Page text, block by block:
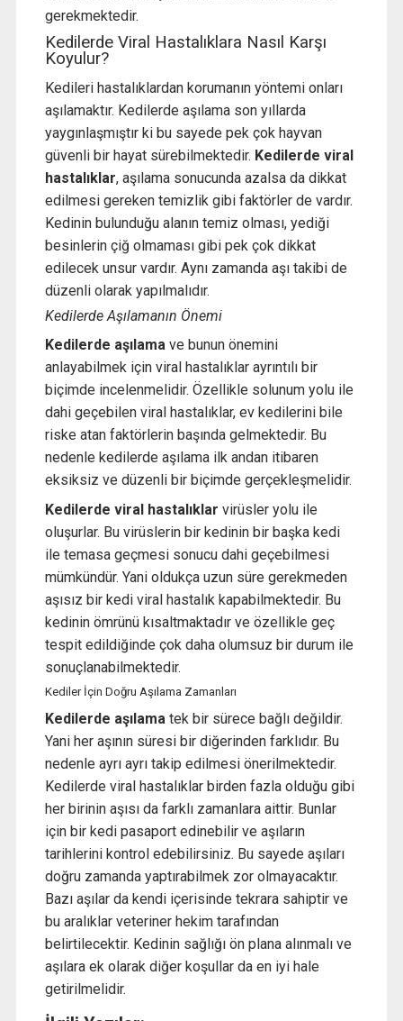
gerekmektedir.
Kedilerde Viral Hastalıklara Nasıl Karşı
Koyulur?
Kedileri hastalıklardan korumanın yöntemi onları
aşılamaktır. Kedilerde aşılama son yıllarda
yaygınlaşmıştır ki bu sayede pek çok hayvan
güvenli bir hayat sürebilmektedir. Kedilerde viral
hastalıklar, aşılama sonucunda azalsa da dikkat
edilmesi gereken temizlik gibi faktörler de vardır.
Kedinin bulunduğu alanın temiz olması, yediği
besinlerin çiğ olmaması gibi pek çok dikkat
edilecek unsur vardır. Aynı zamanda aşı takibi de
düzenli olarak yapılmalıdır.
Kedilerde Aşılamanın Önemi
Kedilerde aşılamave bunun önemini
anlayabilmek için viral hastalıklar ayrıntılı bir
biçimde incelenmelidir. Özellikle solunum yolu ile
dahi geçebilen viral hastalıklar, ev kedilerini bile
riske atan faktörlerin başında gelmektedir. Bu
nedenle kedilerde aşılama ilk andan itibaren
eksiksiz ve düzenli bir biçimde gerçekleşmelidir.
Kedilerde viral hastalıklar virüsler yolu ile
oluşurlar. Bu virüslerin bir kedinin bir başka kedi
ile temasa geçmesi sonucu dahi geçebilmesi
mümkündür. Yani oldukça uzun süre gerekmeden
aşısız bir kedi viral hastalık kapabilmektedir. Bu
kedinin ömrünü kısaltmaktadır ve özellikle geç
tespit edildiğinde çok daha olumsuz bir durum ile
sonuçlanabilmektedir.
Kediler İçin Doğru Aşılama Zamanları
Kedilerde aşılamatek bir sürece bağlı değildir.
Yani her aşının süresi bir diğerinden farklıdır. Bu
nedenle ayrı ayrı takip edilmesi önerilmektedir.
Kedilerde viral hastalıklar birden fazla olduğu gibi
her birinin aşısı da farklı zamanlara aittir. Bunlar
için bir kedi pasaport edinebilir ve aşıların
tarihlerini kontrol edebilirsiniz. Bu sayede aşıları
doğru zamanda yaptırabilmek zor olmayacaktır.
Bazı aşılar da kendi içerisinde tekrara sahiptir ve
bu aralıklar veteriner hekim tarafından
belirtilecektir. Kedinin sağlığı ön plana alınmalı ve
aşılara ek olarak diğer koşullar da en iyi hale
getirilmelidir.